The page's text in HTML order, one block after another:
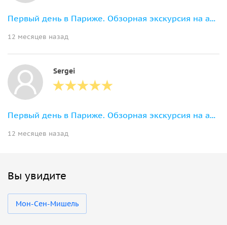
Первый день в Париже. Обзорная экскурсия на автомобиле с гидом и водителем
12 месяцев назад
Sergei
Первый день в Париже. Обзорная экскурсия на автомобиле с гидом и водителем
12 месяцев назад
Вы увидите
Мон-Сен-Мишель